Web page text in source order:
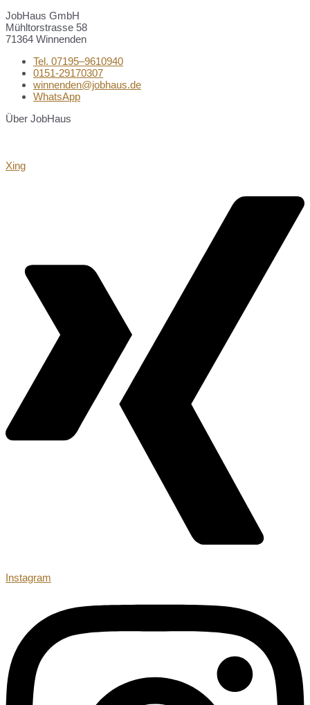
JobHaus GmbH
Mühltorstrasse 58
71364 Winnenden
Tel. 07195–9610940
0151-29170307
winnenden@jobhaus.de
WhatsApp
Über JobHaus
Xing
Instagram